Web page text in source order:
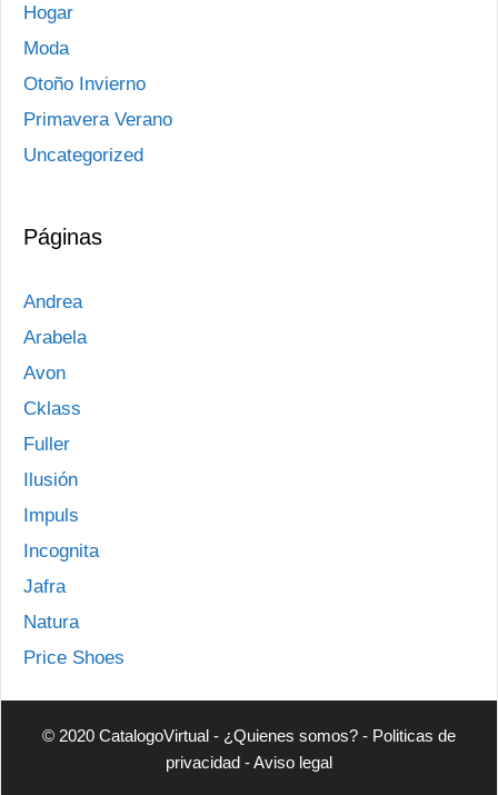
Hogar
Moda
Otoño Invierno
Primavera Verano
Uncategorized
Páginas
Andrea
Arabela
Avon
Cklass
Fuller
Ilusión
Impuls
Incognita
Jafra
Natura
Price Shoes
© 2020 CatalogoVirtual - ¿Quienes somos? - Politicas de
privacidad -Aviso legal